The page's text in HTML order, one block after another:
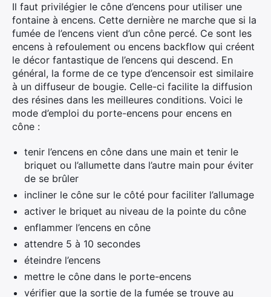
Il faut privilégier le cône d’encens pour utiliser une
fontaine à encens. Cette dernière ne marche que si la
fumée de l’encens vient d’un cône percé. Ce sont les
encens à refoulement ou encens backflow qui créent
le décor fantastique de l’encens qui descend. En
général, la forme de ce type d’encensoir est similaire
à un diffuseur de bougie. Celle-ci facilite la diffusion
des résines dans les meilleures conditions. Voici le
mode d’emploi du porte-encens pour encens en
cône :
tenir l’encens en cône dans une main et tenir le
briquet ou l’allumette dans l’autre main pour éviter
de se brûler
incliner le cône sur le côté pour faciliter l’allumage
activer le briquet au niveau de la pointe du cône
enflammer l’encens en cône
attendre 5 à 10 secondes
éteindre l’encens
mettre le cône dans le porte-encens
vérifier que la sortie de la fumée se trouve au